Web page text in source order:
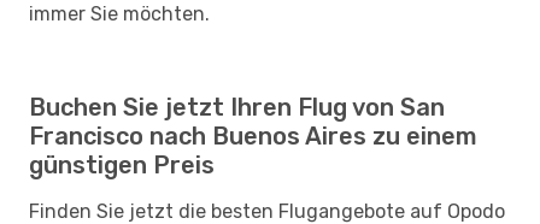
immer Sie möchten.
Buchen Sie jetzt Ihren Flug von San
Francisco nach Buenos Aires zu einem
günstigen Preis
Finden Sie jetzt die besten Flugangebote auf Opodo